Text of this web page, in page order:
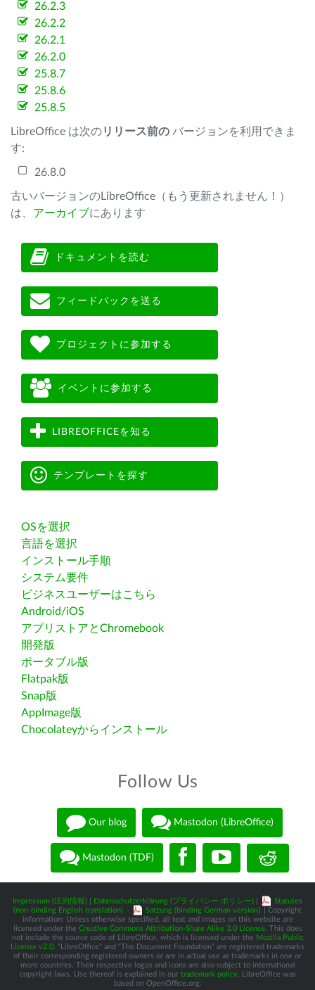
26.2.3
26.2.2
26.2.1
26.2.0
25.8.7
25.8.6
25.8.5
LibreOffice は次のリリース前の バージョンを利用できま
す:
26.8.0
古いバージョンのLibreOffice（もう更新されません！）
は、 アーカイブにあります
ドキュメントを読む
フィードバックを送る
プロジェクトに参加する
イベントに参加する
LIBREOFFICEを知る
テンプレートを探す
OSを選択
言語を選択
インストール手順
システム要件
ビジネスユーザーはこちら
Android/iOS
アプリストアとChromebook
開発版
ポータブル版
Flatpak版
Snap版
AppImage版
Chocolateyからインストール
Follow Us
Our blog Mastodon (LibreOffice)
Mastodon (TDF)
Impressum (法的情報) Datenschutzerklärung (プライバシー ポリシー)
Statutes
(non-binding English translation) - Satzung (binding German version)
| Copyright
information: Unless otherwise specified, all text and images on this website are
licensed under the Creative Commons Attribution-Share Alike 3.0 License. This does
not include the source code of LibreOffice, which is licensed under the Mozilla Public
License v2.0 . “LibreOffice” and “The Document Foundation” are registered trademarks
of their corresponding registered owners or are in actual use as trademarks in one or
more countries. Their respective logos and icons are also subject to international
copyright laws. Use thereof is explained in our trademark policy. LibreOffice was
based on OpenOffice.org.